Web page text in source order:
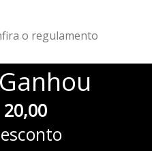
Ganhou
20,00